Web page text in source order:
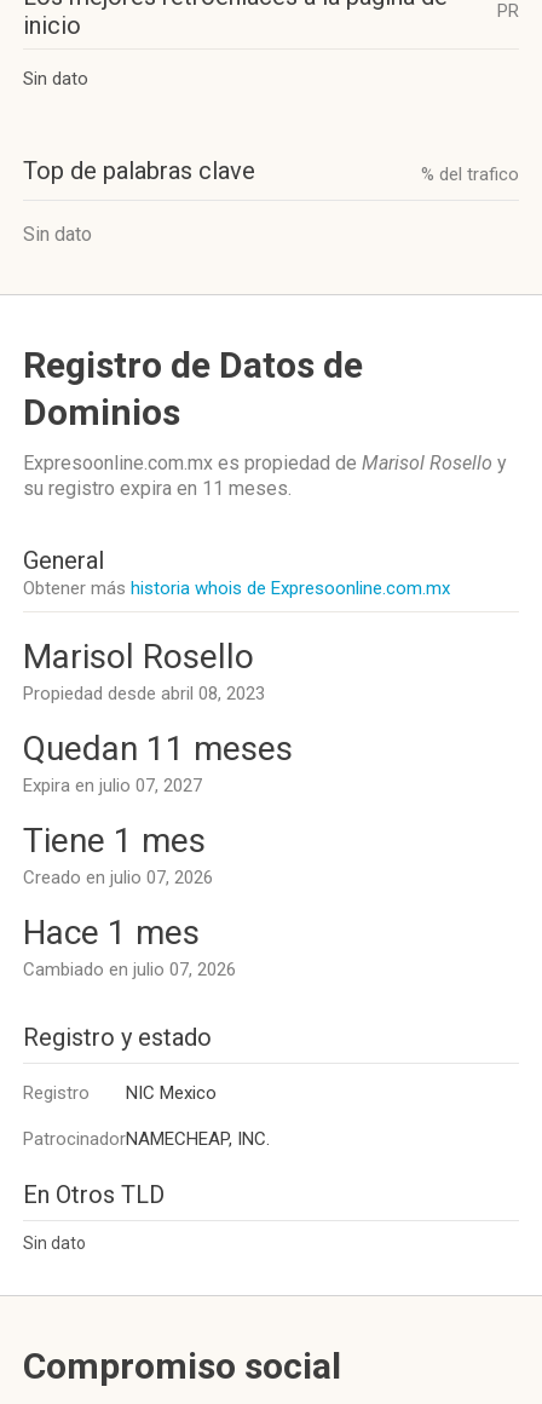
inicio
PR
Sin dato
Top de palabras clave % del trafico
Sin dato
Registro de Datos de
Dominios
Expresoonline.com.mx es propiedad de Marisol Rosello y
su registro expira en 11 meses.
General
Obtener más historia whois de Expresoonline.com.mx
Marisol Rosello
Propiedad desde abril 08, 2023
Quedan 11 meses
Expira en julio 07, 2027
Tiene 1 mes
Creado en julio 07, 2026
Hace 1 mes
Cambiado en julio 07, 2026
Registro y estado
Registro NIC Mexico
PatrocinadorNAMECHEAP, INC.
En Otros TLD
Sin dato
Compromiso social